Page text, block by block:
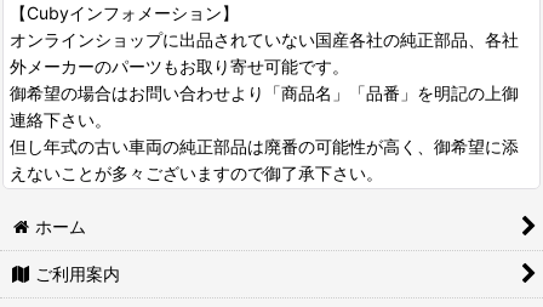
【Cubyインフォメーション】
オンラインショップに出品されていない国産各社の純正部品、各社
外メーカーのパーツもお取り寄せ可能です。
御希望の場合はお問い合わせより「商品名」「品番」を明記の上御
連絡下さい。
但し年式の古い車両の純正部品は廃番の可能性が高く、御希望に添
えないことが多々ございますので御了承下さい。
ホーム
ご利用案内